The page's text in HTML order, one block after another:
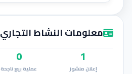
معلومات النشاط التجاري
1
إعلان منشور
0
عملية بيع ناجحة